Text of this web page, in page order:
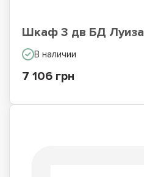
Шкаф 3 дв БД Луиза
В наличии
7 106 грн